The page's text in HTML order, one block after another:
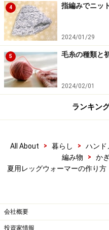
2.
矢印のように引き抜く
編み糸の糸端を後ろ側か
表目が1目編めました。
4 指編みでニッ
2024/01/29
5 毛糸の種類と
2024/02/01
ランキン
All About > 暮らし > ハンド
編み物
> か
夏用レッグウォーマーの作り
会社概要
投資家情報